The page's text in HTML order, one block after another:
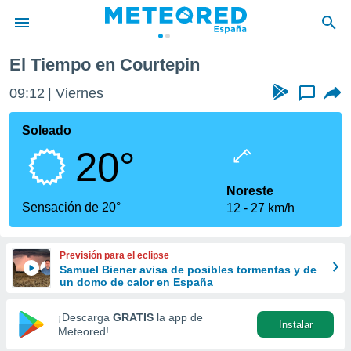
de
por
que se
calidad.
a este
las
y
forma
digital
basada
El Tiempo en Courtepin
09:12 Viernes ...
Soleado
20°
Sensación de 20°
Noreste
12
27 km/h
Previsión para el eclipse
Samuel Biener avisa de posibles tormentas y de
un domo de calor en España
¡Descarga GRATIS la app de
Meteored!
Instalar